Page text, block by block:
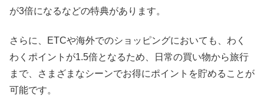
が3倍になるなどの特典があります。
さらに、ETCや海外でのショッピングにおいても、わく
わくポイントが1.5倍となるため、日常の買い物から旅行
まで、さまざまなシーンでお得にポイントを貯めることが
可能です。